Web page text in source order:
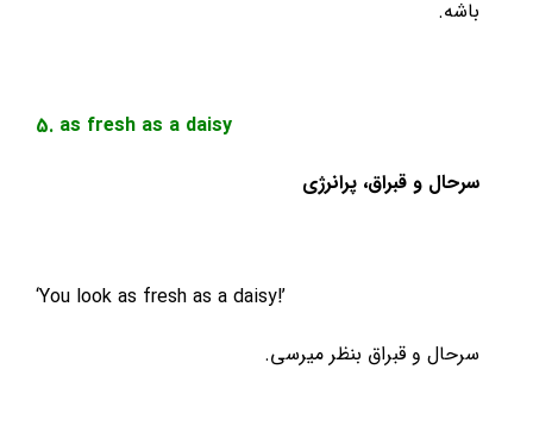
5. as fresh as a daisy
قبراق، پرانرژی
‘You look as fresh as a daisy!’
و قبراق بنظر میرسی.